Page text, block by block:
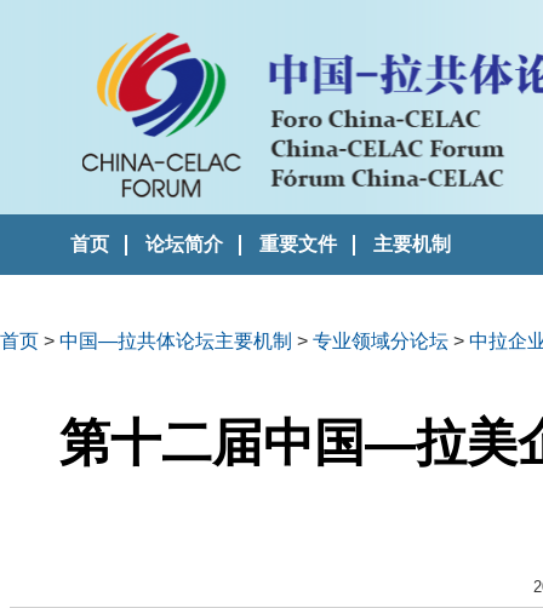
首页 论坛简介 重要文件 主要机制
首页 > 中国—拉共体论坛主要机制 > 专业领域分论坛 > 中拉企
第十二届中国—拉美